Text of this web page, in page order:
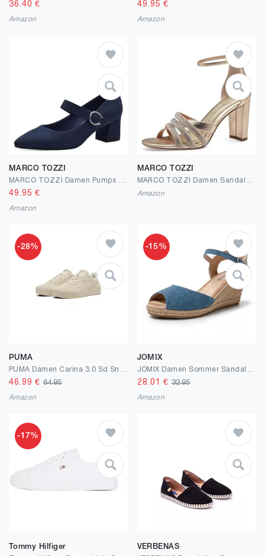
36.40 €
Amazon
49.95 €
Amazon
MARCO TOZZI
49.95 €
Amazon
MARCO TOZZI
Amazon
-28%
PUMA
46.99 €64.95
Amazon
-15%
JOMIX
28.01 € 32.95
Amazon
-17%
Tommy Hilfiger
VERBENAS